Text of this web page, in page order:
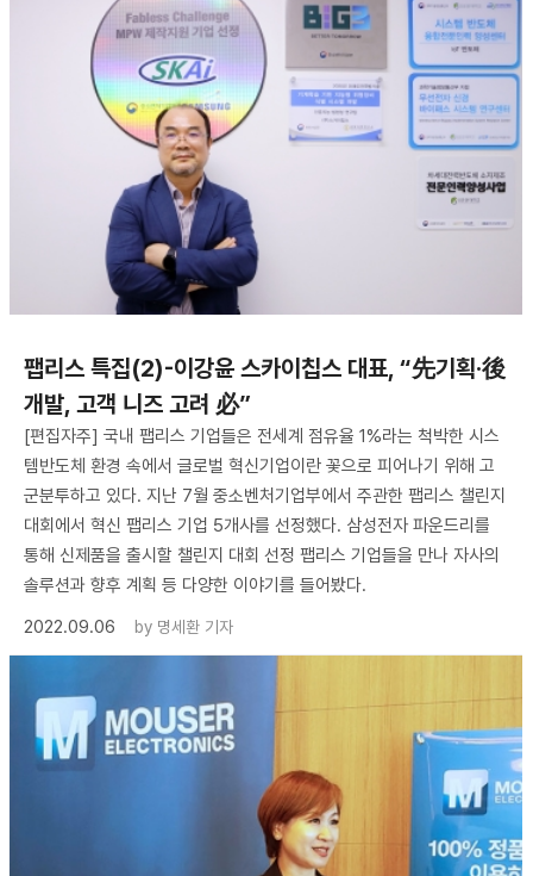
팹리스 특집(2)-이강윤 스카이칩스 대표, “先기획·後
개발, 고객 니즈 고려 必”
[편집자주] 국내 팹리스 기업들은 전세계 점유율 1%라는 척박한 시스
템반도체 환경 속에서 글로벌 혁신기업이란 꽃으로 피어나기 위해 고
군분투하고 있다. 지난 7월 중소벤처기업부에서 주관한 팹리스 챌린지
대회에서 혁신 팹리스 기업 5개사를 선정했다. 삼성전자 파운드리를
통해 신제품을 출시할 챌린지 대회 선정 팹리스 기업들을 만나 자사의
솔루션과 향후 계획 등 다양한 이야기를 들어봤다.
2022.09.06
by 명세환 기자